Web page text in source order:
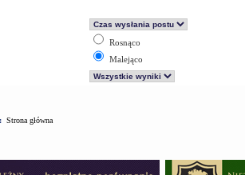
Rosnąco
Malejąco
Strona główna